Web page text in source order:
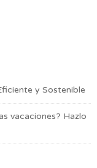
y Sostenible
vacaciones? Hazlo